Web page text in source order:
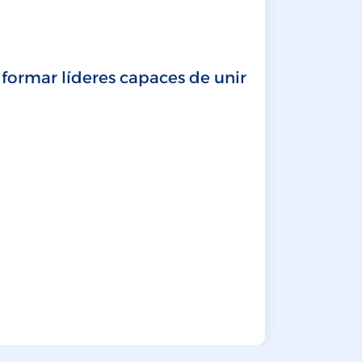
formar líderes capaces de unir